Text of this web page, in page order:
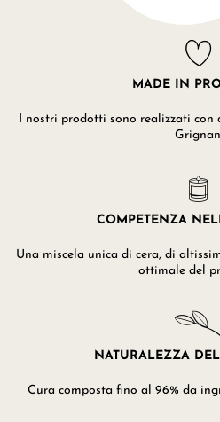
MADE IN
I nostri prodotti sono realizzati
COMPETENZA
Una miscela unica di cera, di
ottimale del
NATURALEZZA
Cura composta fino al 96% da